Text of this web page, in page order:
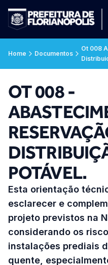
Home Documentos
Ot 008
OT 008 -
POTÁVEL.
Esta orientação
esclarecer e
projeto previstos na
considerando os
instalações prediais
quente,